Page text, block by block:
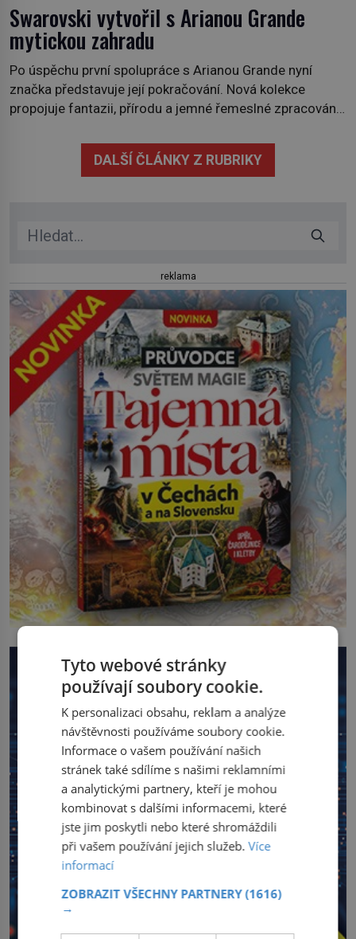
Swarovski vytvořil s Arianou Grande
mytickou zahradu
Po úspěchu první spolupráce s Arianou Grande nyní
značka představuje její pokračování. Nová kolekce
propojuje fantazii, přírodu a jemné řemeslné zpracování
třicítka šperků působí hravě a zároveň rafinovaně.
Spolupráce mezi značkou Swarovski a zpěvačkou a
DALŠÍ ČLÁNKY Z RUBRIKY
reklama
Tyto webové stránky
používají soubory cookie.
K personalizaci obsahu, reklam a analýze
návštěvnosti používáme soubory cookie.
Informace o vašem používání našich
stránek také sdílíme s našimi reklamními
a analytickými partnery, kteří je mohou
kombinovat s dalšími informacemi, které
jste jim poskytli nebo které shromáždili
při vašem používání jejich služeb.Více
informací
ZOBRAZIT VŠECHNY PARTNERY(1616)
→